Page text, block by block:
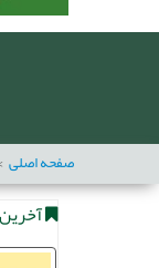
صفحه اصلی